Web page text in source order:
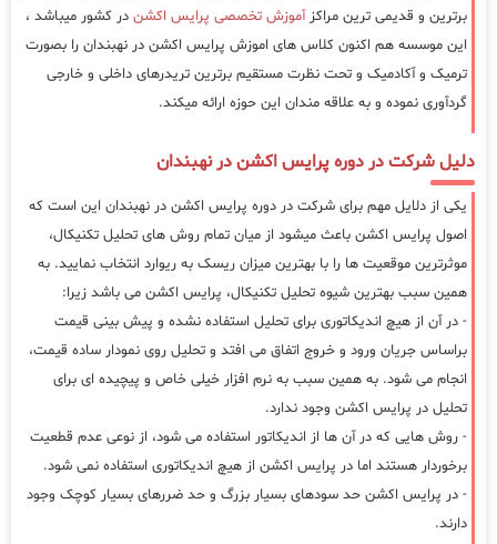
برترین و قدیمی ترین مراکزآموزش تخصصی پرایس اکشن در کشور میباشد ،
این موسسه هم اکنون کلاس های اموزش پرایس اکشن در نهبندان را بصورت
ترمیک و آکادمیک و تحت نظرت مستقیم برترین تریدرهای داخلی و خارجی
گردآوری نموده و به علاقه مندان این حوزه ارائه میکند.
دلیل شرکت در دوره پرایس اکشن در نهبندان
یکی از دلایل مهم برای شرکت در دوره پرایس اکشن در نهبندان این است که
اصول پرایس اکشن باعث میشود از میان تمام روش های تحلیل تکنیکال،
موثرترین موقعیت ها را با بهترین میزان ریسک به ریوارد انتخاب نمایید. به
همین سبب بهترین شیوه تحلیل تکنیکال، پرایس اکشن می باشد زیرا:
- در آن از هیچ اندیکاتوری برای تحلیل استفاده نشده و پیش بینی قیمت
براساس جریان ورود و خروج اتفاق می افتد و تحلیل روی نمودار ساده قیمت،
انجام می شود. به همین سبب به نرم افزار خیلی خاص و پیچیده ای برای
تحلیل در پرایس اکشن وجود ندارد.
- روش هایی که در آن ها از اندیکاتور استفاده می شود، از نوعی عدم قطعیت
برخوردار هستند اما در پرایس اکشن از هیچ اندیکاتوری استفاده نمی شود.
- در پرایس اکشن حد سودهای بسیار بزرگ و حد ضررهای بسیار کوچک وجود
دارند.